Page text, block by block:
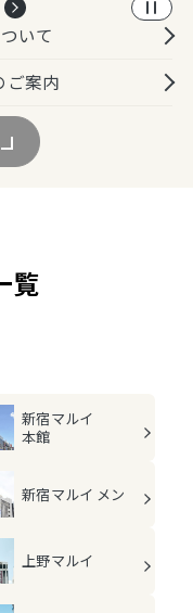
いて
ご案内
覧
新宿マルイ
本館
新宿マルイ メン
上野マルイ